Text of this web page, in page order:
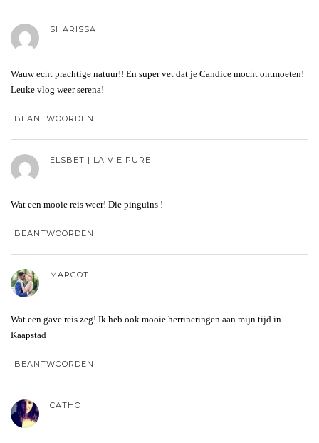
SHARISSA
Wauw echt prachtige natuur!! En super vet dat je Candice mocht ontmoeten!
Leuke vlog weer serena!
BEANTWOORDEN
ELSBET | LA VIE PURE
Wat een mooie reis weer! Die pinguins !
BEANTWOORDEN
MARGOT
Wat een gave reis zeg! Ik heb ook mooie herrineringen aan mijn tijd in
Kaapstad
BEANTWOORDEN
CATHO